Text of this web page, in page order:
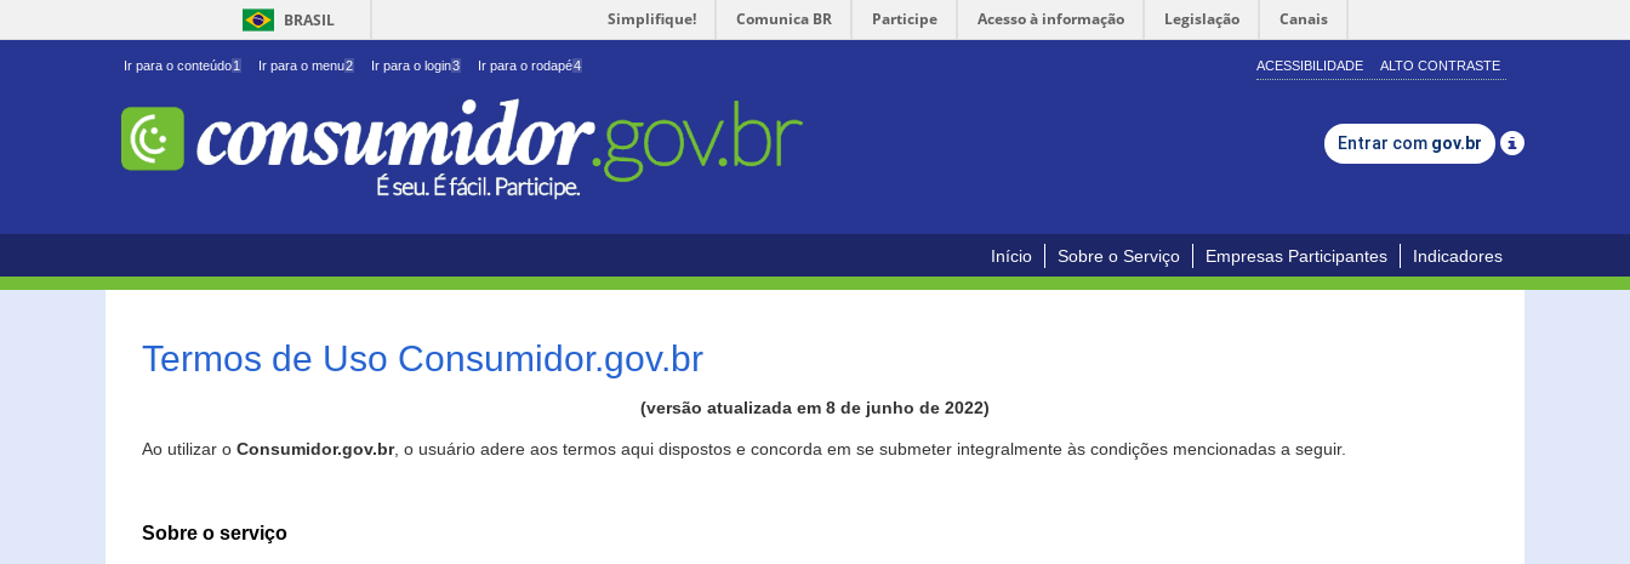
BRASIL Simplifique! Comunica BR Participe Acesso à informação Legislação Canais
Ir para o conteúdo1 Ir para o menu2 Ir para o login3 Ir para o rodapé4 ACESSIBILIDADE ALTO CONTRASTE
Entrar com gov.br
Início Sobre o Serviço Empresas Participantes Indicadores
Termos de Uso Consumidor.gov.br
(versão atualizada em 8 de junho de 2022)
Ao utilizar o Consumidor.gov.br, o usuário adere aos termos aqui dispostos e concorda em se submeter integralmente às condições mencionadas a seguir.
Sobre o serviço